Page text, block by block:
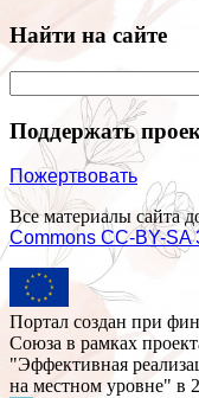
Найти на сайте
Поддержать
Пожертвовать
Все материалы сайта
Commons СС-BY-SA
Портал создан при
Союза в рамках
"Эффективная
на местном уровне" в